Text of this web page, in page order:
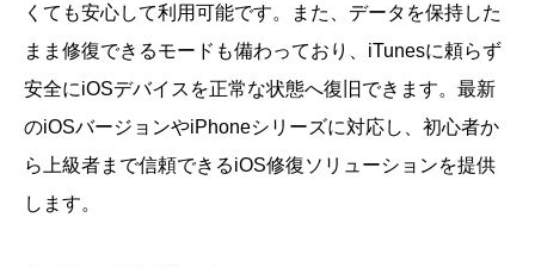
くても安心して利用可能です。また、データを保持した
まま修復できるモードも備わっており、iTunesに頼らず
安全にiOSデバイスを正常な状態へ復旧できます。最新
のiOSバージョンやiPhoneシリーズに対応し、初心者か
ら上級者まで信頼できるiOS修復ソリューションを提供
します。